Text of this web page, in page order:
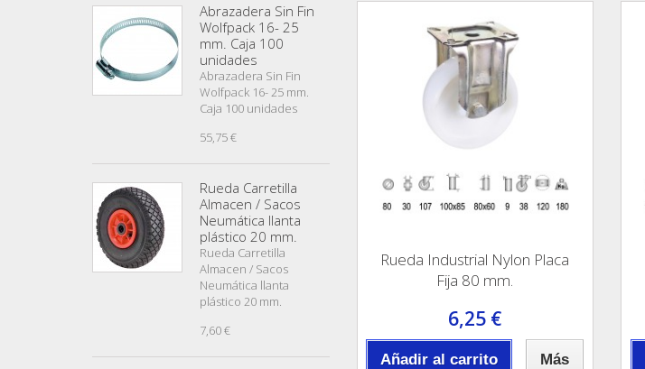
Abrazadera Sin Fin
Wolfpack 16- 25
mm. Caja 100
unidades
Abrazadera Sin Fin
Wolfpack 16- 25 mm.
Caja 100 unidades
55,75 €
Rueda Carretilla
Almacen / Sacos
Neumática llanta
plástico 20 mm.
Rueda Carretilla
Almacen / Sacos
Neumática llanta
plástico 20 mm.
7,60 €
Rueda Industrial Nylon Placa
Fija 80 mm.
6,25 €
Añadir al carrito Más